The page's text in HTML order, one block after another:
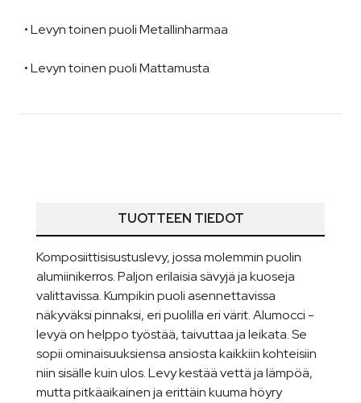
• Levyn toinen puoli Metallinharmaa
• Levyn toinen puoli Mattamusta
TUOTTEEN TIEDOT
Komposiittisisustuslevy, jossa molemmin puolin
alumiinikerros. Paljon erilaisia sävyjä ja kuoseja
valittavissa. Kumpikin puoli asennettavissa
näkyväksi pinnaksi, eri puolilla eri värit. Alumocci -
levyä on helppo työstää, taivuttaa ja leikata. Se
sopii ominaisuuksiensa ansiosta kaikkiin kohteisiin
niin sisälle kuin ulos. Levy kestää vettä ja lämpöä,
mutta pitkäaikainen ja erittäin kuuma höyry